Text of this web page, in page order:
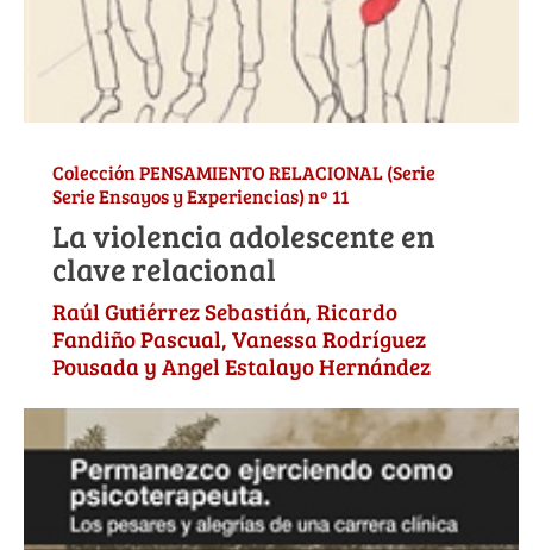
Colección PENSAMIENTO RELACIONAL (Serie
Serie Ensayos y Experiencias) nº 11
La violencia adolescente en
clave relacional
Raúl Gutiérrez Sebastián, Ricardo
Fandiño Pascual, Vanessa Rodríguez
Pousada y Angel Estalayo Hernández